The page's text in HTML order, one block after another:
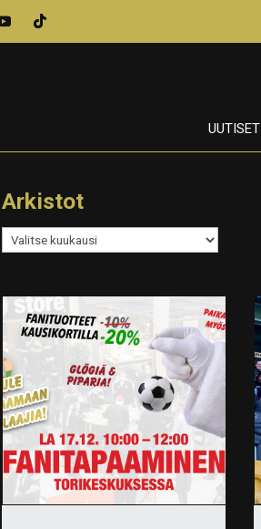
UUTISET
Arkistot
Arkistot